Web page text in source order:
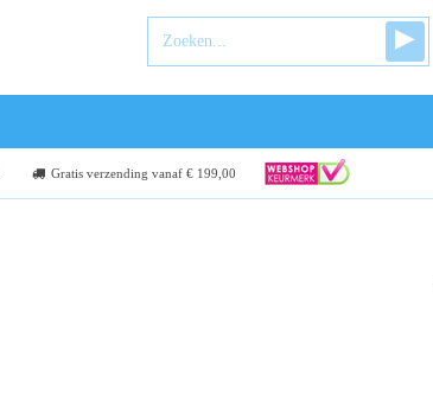
Gratis verzending vanaf € 199,00